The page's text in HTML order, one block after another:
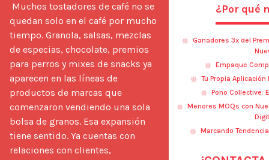
quedan solo en el café por mucho
tiempo. Granola, salsas, mezclas
de especias, chocolate, premios
para perros y mixes de snacks ya
aparecen en las líneas de
productos de marcas que
comenzaron vendiendo una sola
bolsa de granos. Esa expansión
tiene sentido. Ya cuentas con
relaciones con clientes,
¿Por qué
Ganadores 3x del
Empaque
Tu Propia
Pono Collective:
Menores MOQs con
Marcando